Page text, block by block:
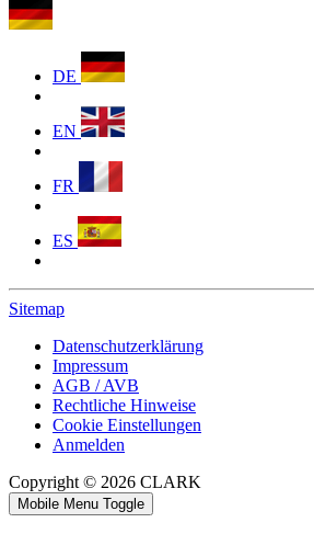
DE
EN
FR
ES
Sitemap
Datenschutzerklärung
Impressum
AGB / AVB
Rechtliche Hinweise
Cookie Einstellungen
Anmelden
Copyright © 2026 CLARK
Mobile Menu Toggle